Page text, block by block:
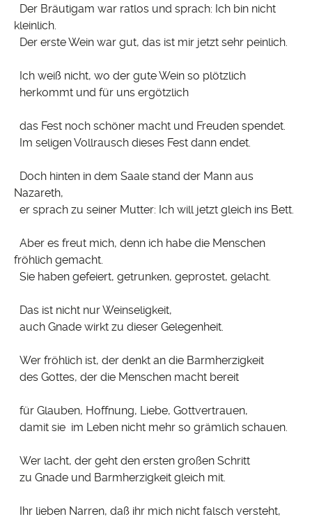
Der Bräutigam war ratlos und sprach: Ich bin nicht
kleinlich.
Der erste Wein war gut, das ist mir jetzt sehr peinlich.
Ich weiß nicht, wo der gute Wein so plötzlich
herkommt und für uns ergötzlich
das Fest noch schöner macht und Freuden spendet.
Im seligen Vollrausch dieses Fest dann endet.
Doch hinten in dem Saale stand der Mann aus
Nazareth,
er sprach zu seiner Mutter: Ich will jetzt gleich ins Bett.
Aber es freut mich, denn ich habe die Menschen
fröhlich gemacht.
Sie haben gefeiert, getrunken, geprostet, gelacht.
Das ist nicht nur Weinseligkeit,
auch Gnade wirkt zu dieser Gelegenheit.
Wer fröhlich ist, der denkt an die Barmherzigkeit
des Gottes, der die Menschen macht bereit
für Glauben, Hoffnung, Liebe, Gottvertrauen,
damit sie im Leben nicht mehr so grämlich schauen.
Wer lacht, der geht den ersten großen Schritt
zu Gnade und Barmherzigkeit gleich mit.
Ihr lieben Narren, daß ihr mich nicht falsch versteht,